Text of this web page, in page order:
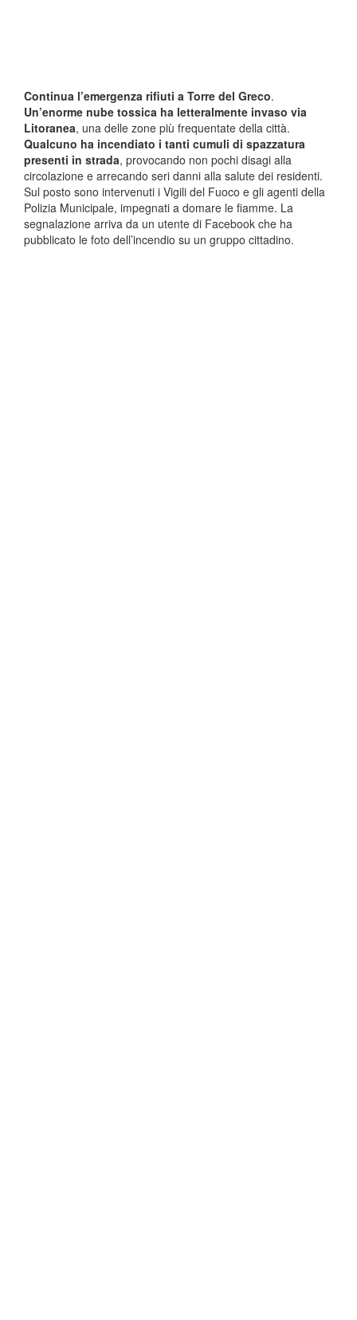
Continua l’emergenza rifiuti a Torre del Greco.
Un’enorme nube tossica ha letteralmente invaso via
Litoranea, una delle zone più frequentate della città.
Qualcuno ha incendiato i tanti cumuli di spazzatura
presenti in strada, provocando non pochi disagi alla
circolazione e arrecando seri danni alla salute dei residenti.
Sul posto sono intervenuti i Vigili del Fuoco e gli agenti della
Polizia Municipale, impegnati a domare le fiamme. La
segnalazione arriva da un utente di Facebook che ha
pubblicato le foto dell’incendio su un gruppo cittadino.